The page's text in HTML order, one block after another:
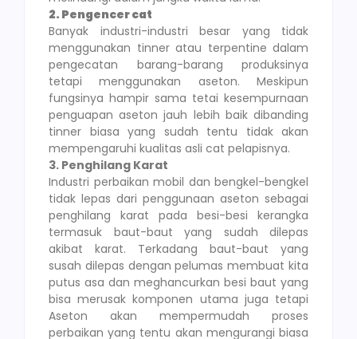
2. Pengencer cat
Banyak industri-industri besar yang tidak
menggunakan tinner atau terpentine dalam
pengecatan barang-barang produksinya
tetapi menggunakan aseton. Meskipun
fungsinya hampir sama tetai kesempurnaan
penguapan aseton jauh lebih baik dibanding
tinner biasa yang sudah tentu tidak akan
mempengaruhi kualitas asli cat pelapisnya.
3. Penghilang Karat
Industri perbaikan mobil dan bengkel-bengkel
tidak lepas dari penggunaan aseton sebagai
penghilang karat pada besi-besi kerangka
termasuk baut-baut yang sudah dilepas
akibat karat. Terkadang baut-baut yang
susah dilepas dengan pelumas membuat kita
putus asa dan meghancurkan besi baut yang
bisa merusak komponen utama juga tetapi
Aseton akan mempermudah proses
perbaikan yang tentu akan mengurangi biasa